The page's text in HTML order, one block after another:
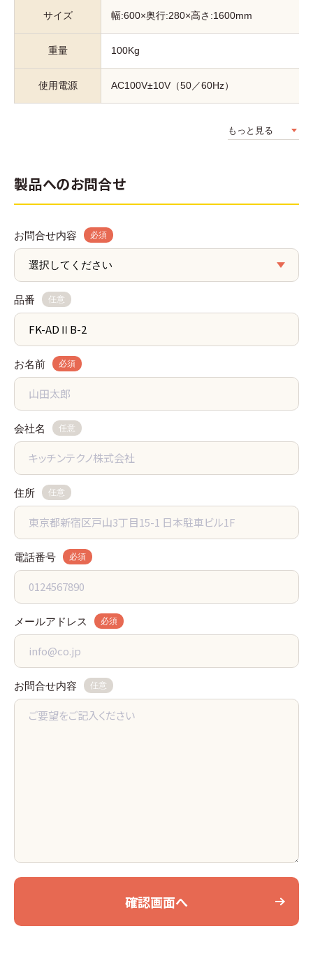
サイズ 幅:600×奥行:280×高さ:1600mm
重量 100Kg
使用電源 AC100V±10V（50／60Hz）
もっと見る
製品へのお問合せ
お問合せ内容 必須
品番 任意
お名前 必須
会社名 任意
住所 任意
電話番号 必須
メールアドレス 必須
お問合せ内容 任意